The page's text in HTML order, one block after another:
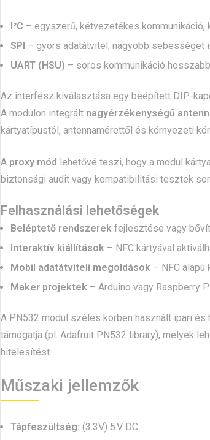
I²C – egyszerű, kétvezetékes
SPI – gyors adatátvitel, nagyobb sebességet
UART (HSU) – soros kommunikáció
Az interfész kiválasztása egy beépített DIP-
A modulon integrált nagyérzékenységű
kártyatípustól, antennamérettől és környezeti
A proxy mód lehetővé teszi, hogy a modul
biztonsági audit vagy kompatibilitási tesztek
Felhasználási lehetőségek
Beléptető rendszerekfejlesztése vagy
Interaktív kiállítások– NFC kártyával
Mobil adatátviteli megoldások– NFC alapú
Maker projektek– Arduino vagy Raspberry
A PN532 modul széles körben használt ipari
támogatja (pl. Adafruit PN532 library), melyek
hitelesítést.
Műszaki jellemzők
Tápfeszültség: (3.3V) 5 V DC